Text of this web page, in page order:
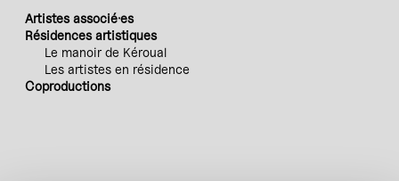
Artistes associé·es
Résidences artistiques
Le manoir de Kéroual
Les artistes en résidence
Coproductions